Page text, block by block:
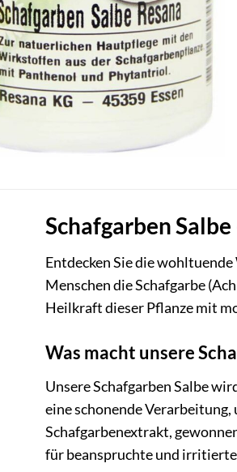
Schafgarben
Entdecken Sie die
Menschen die Schafgarbe
Heilkraft dieser Pflanze mit
Was macht unsere
Unsere Schafgarben Salbe
eine schonende
Schafgarbenextrakt,
für beanspruchte und